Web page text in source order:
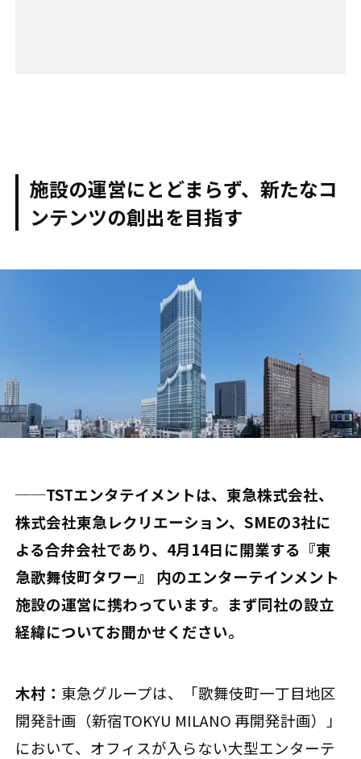
施設の運営にとどまらず、新たなコ
ンテンツの創出を目指す
──TSTエンタテイメントは、東急株式会社、
株式会社東急レクリエーション、SMEの3社に
よる合弁会社であり、4月14日に開業する『東
急歌舞伎町タワー』 内のエンターテインメント
施設の運営に携わっています。まず同社の設立
経緯についてお聞かせください。
木村： 東急グループは、「歌舞伎町一丁目地区
開発計画（新宿TOKYU MILANO 再開発計画）」
において、オフィスが入らない大型エンターテ